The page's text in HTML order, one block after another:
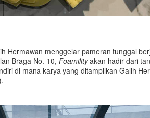
Hermawan menggelar pameran tunggal
Braga No. 10, Foamilityakan hadir dari
di mana karya yang ditampilkan Galih